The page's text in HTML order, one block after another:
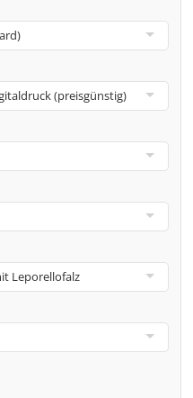
2. Lieferadressen,
auf Anfrage